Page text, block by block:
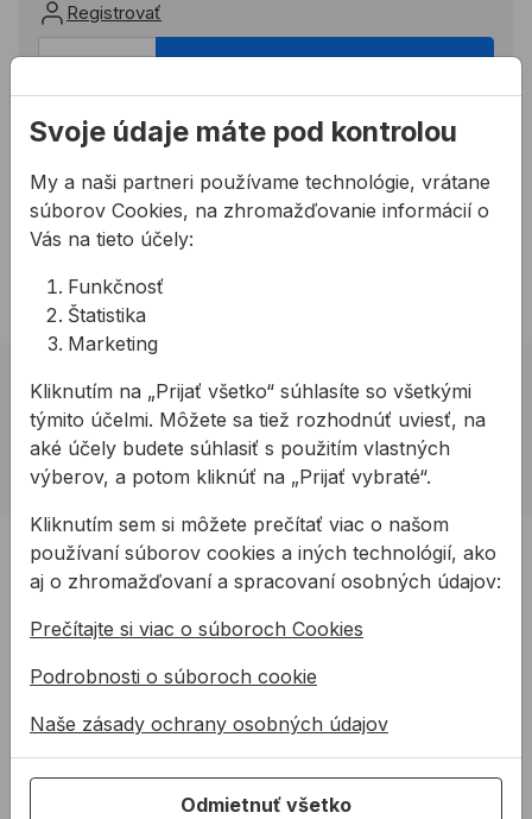
Registrovať
Potrebujete poradiť?
02 623 109 20
allmedia@allmedia.sk
allmediasro (po-ne 7-22 h)
02 623 10 920
allmedia@allmedia.sk
allmediasro (po-ne 7-22 h)
PRODUKTY
Konštrukčné tepelnoizolačné dosky
Kotviaca a pripevňovacia technika
Tmely a lepidla
PODPORA
Služby
Svoje údaje máte pod kontrolou
My a naši partneri používame technológie, vrátane
súborov Cookies, na zhromažďovanie informácií o
Vás na tieto účely:
Funkčnosť
Štatistika
Marketing
Kliknutím na „Prijať všetko“ súhlasíte so všetkými
týmito účelmi. Môžete sa tiež rozhodnúť uviesť, na
aké účely budete súhlasiť s použitím vlastných
výberov, a potom kliknúť na „Prijať vybraté“.
Kliknutím sem si môžete prečítať viac o našom
používaní súborov cookies a iných technológií, ako
aj o zhromažďovaní a spracovaní osobných údajov:
Prečítajte si viac o súboroch Cookies
Podrobnosti o súboroch cookie
Naše zásady ochrany osobných údajov
Odmietnuť všetko